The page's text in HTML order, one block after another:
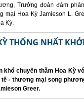
Trưởng đoàn đàm
mại Hoa Kỳ Jamieson L.
Kỳ.
THỐNG NHẤT
khổ chuyến thăm Hoa Kỳ
- thương mại song
Greer.